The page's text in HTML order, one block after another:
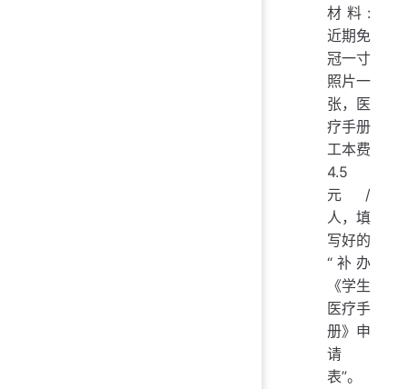
材料:
近期免
冠一寸
照片一
张，医
疗手册
工本费
4.5
元/
人，填
写好的
“补办
《学生
医疗手
册》申
请
表”。